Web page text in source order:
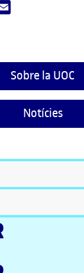
Sobre la UOC
Notícies